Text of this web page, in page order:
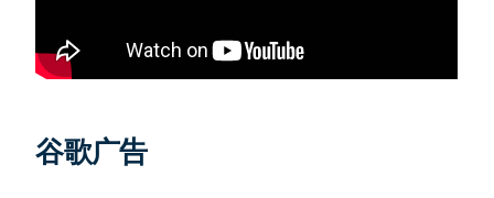
谷歌广告